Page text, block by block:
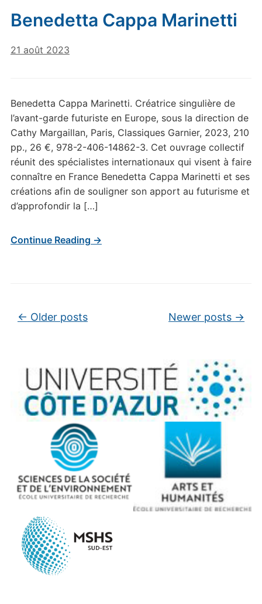
Benedetta Cappa Marinetti
21 août 2023
Benedetta Cappa Marinetti. Créatrice singulière de
l’avant-garde futuriste en Europe, sous la direction de
Cathy Margaillan, Paris, Classiques Garnier, 2023, 210
pp., 26 €, 978-2-406-14862-3. Cet ouvrage collectif
réunit des spécialistes internationaux qui visent à faire
connaître en France Benedetta Cappa Marinetti et ses
créations afin de souligner son apport au futurisme et
d’approfondir la […]
Continue Reading →
Post navigation
← Older posts Newer posts →